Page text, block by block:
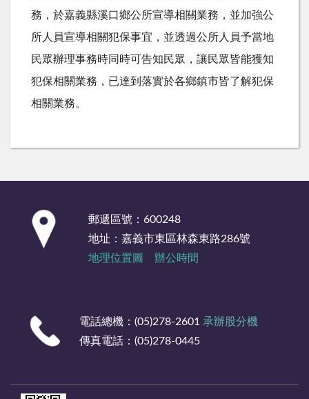
務，於嘉義縣溪口鄉公所宣導相關業務，並加強公
所人員宣導相關犯保事宜，並透過公所人員予當地
民眾辦理事務時同時可告知民眾，讓民眾皆能獲知
犯保相關業務，已達到落實於各鄉鎮市皆了解犯保
相關業務。
郵遞區號：600248
地址：嘉義市東區林森東路286號
地理位置圖
辦公時間
電話總機：(05)278-2601 承辦股分機
傳真電話：(05)278-0445